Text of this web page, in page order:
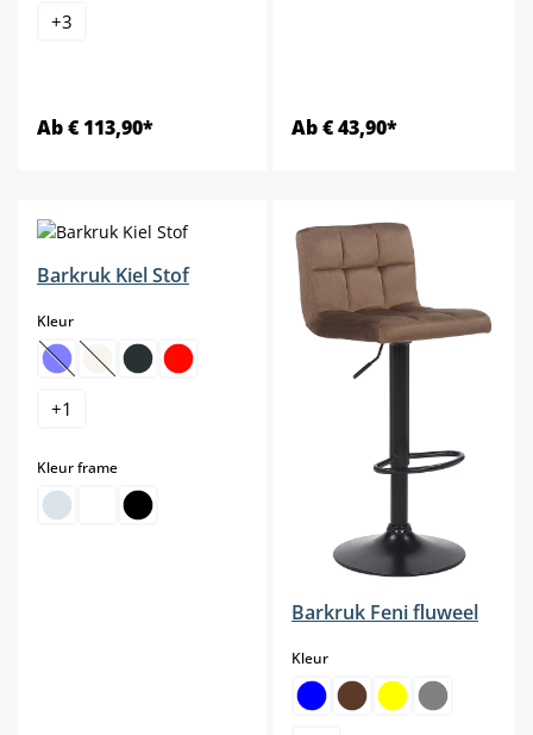
+3
Ab € 113,90* Ab € 43,90*
Barkruk Kiel Stof
Kleurselect
(Deze optie is momenteel niet beschikbaar.)
(Deze optie is momenteel niet beschikbaar.)
+1
Kleur frameselect
Barkruk Feni fluweel
Kleurselect